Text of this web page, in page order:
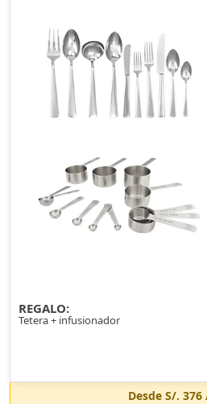
REGALO:
Tetera + infusionador
Desde S/. 376